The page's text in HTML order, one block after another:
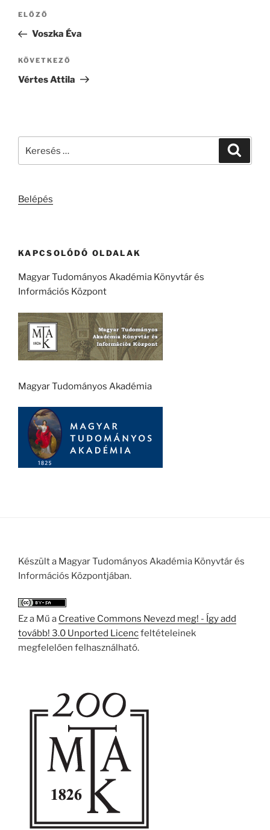
Bejegyzés
navigáció
Korábbi
bejegyzés
ELŐZŐ
Voszka Éva
Következő
bejegyzés
KÖVETKEZŐ
Vértes Attila
Belépés
KAPCSOLÓDÓ OLDALAK
Magyar Tudományos Akadémia Könyvtár és
Információs Központ
Magyar Tudományos Akadémia
Készült a Magyar Tudományos Akadémia Könyvtár és
Információs Központjában.
Ez a Mű a Creative Commons Nevezd meg! - Így add
tovább! 3.0 Unported Licencfeltételeinek
megfelelően felhasználható.